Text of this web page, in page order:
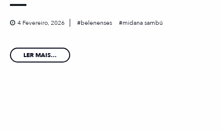
4 Fevereiro, 2026 belenenses midana sambú
LER MAIS...